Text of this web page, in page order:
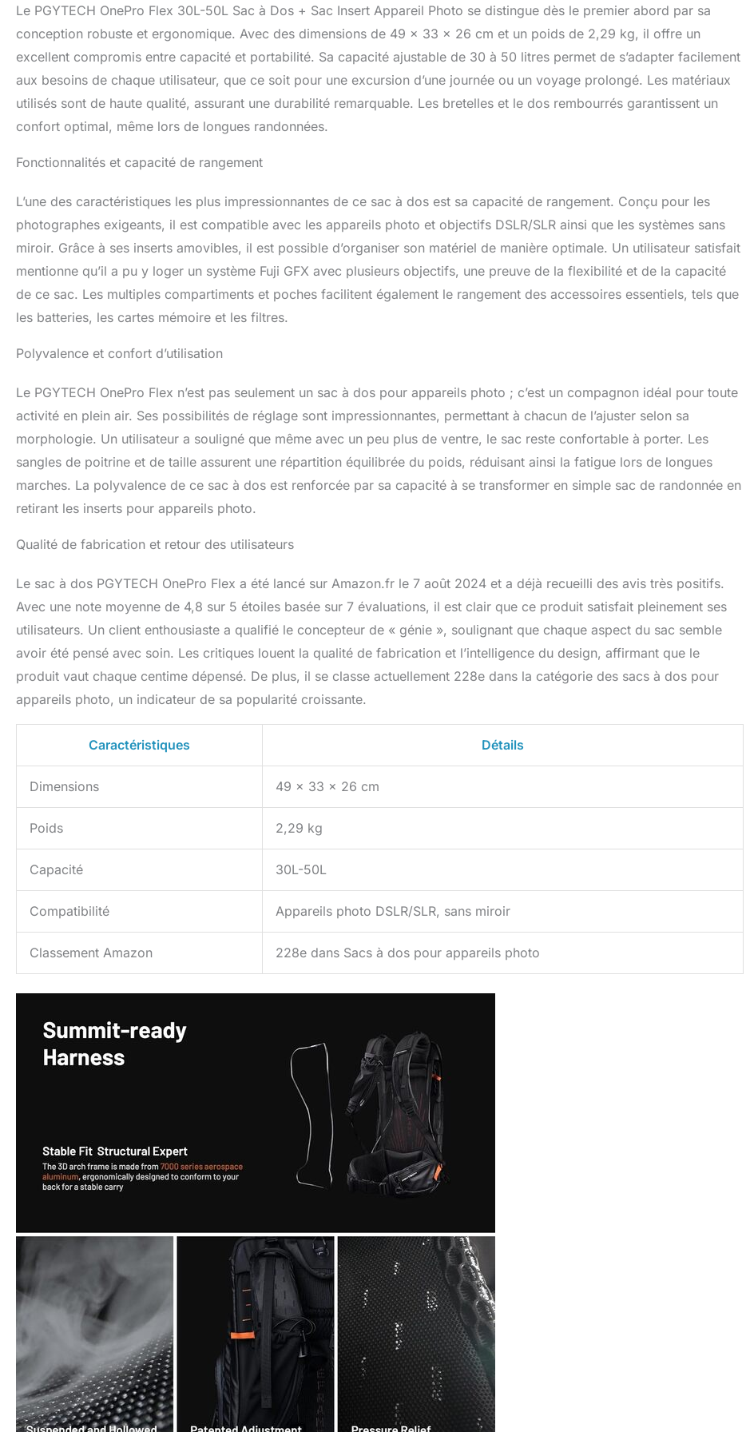
10 litres et permettant un accès facile par le dessus. Le panneau arrière dispose
d'une grande ouverture de hayon pour un stockage complet et un stockage plat à
d'insertion pour appareil photo peut fonctionner comme une sac bandoulière. Le
compartiment avant stocke des objets volumineux comme des glissières de
gimbal/trépied, avec un accès rapide latéral pour la récupération de l'appareil
photo. Le sac à dos comporte plusieurs poches internes pour sac
d'eau/batterie/vêtements
Le PGYTECH OnePro Flex 30L-50L Sac à Dos + Sac Insert Appareil Photo se distingue dès le premier abord par sa
conception robuste et ergonomique. Avec des dimensions de 49 x 33 x 26 cm et un poids de 2,29 kg, il offre un
excellent compromis entre capacité et portabilité. Sa capacité ajustable de 30 à 50 litres permet de s’adapter facilement
aux besoins de chaque utilisateur, que ce soit pour une excursion d’une journée ou un voyage prolongé. Les matériaux
utilisés sont de haute qualité, assurant une durabilité remarquable. Les bretelles et le dos rembourrés garantissent un
confort optimal, même lors de longues randonnées.
Fonctionnalités et capacité de rangement
L’une des caractéristiques les plus impressionnantes de ce sac à dos est sa capacité de rangement. Conçu pour les
photographes exigeants, il est compatible avec les appareils photo et objectifs DSLR/SLR ainsi que les systèmes sans
miroir. Grâce à ses inserts amovibles, il est possible d’organiser son matériel de manière optimale. Un utilisateur satisfait
mentionne qu’il a pu y loger un système Fuji GFX avec plusieurs objectifs, une preuve de la flexibilité et de la capacité
de ce sac. Les multiples compartiments et poches facilitent également le rangement des accessoires essentiels, tels que
les batteries, les cartes mémoire et les filtres.
Polyvalence et confort d’utilisation
Le PGYTECH OnePro Flex n’est pas seulement un sac à dos pour appareils photo ; c’est un compagnon idéal pour toute
activité en plein air. Ses possibilités de réglage sont impressionnantes, permettant à chacun de l’ajuster selon sa
morphologie. Un utilisateur a souligné que même avec un peu plus de ventre, le sac reste confortable à porter. Les
sangles de poitrine et de taille assurent une répartition équilibrée du poids, réduisant ainsi la fatigue lors de longues
marches. La polyvalence de ce sac à dos est renforcée par sa capacité à se transformer en simple sac de randonnée en
retirant les inserts pour appareils photo.
Qualité de fabrication et retour des utilisateurs
Le sac à dos PGYTECH OnePro Flex a été lancé sur Amazon.fr le 7 août 2024 et a déjà recueilli des avis très positifs.
Avec une note moyenne de 4,8 sur 5 étoiles basée sur 7 évaluations, il est clair que ce produit satisfait pleinement ses
utilisateurs. Un client enthousiaste a qualifié le concepteur de « génie », soulignant que chaque aspect du sac semble
avoir été pensé avec soin. Les critiques louent la qualité de fabrication et l’intelligence du design, affirmant que le
produit vaut chaque centime dépensé. De plus, il se classe actuellement 228e dans la catégorie des sacs à dos pour
appareils photo, un indicateur de sa popularité croissante.
Caractéristiques Détails
Dimensions 49 x 33 x 26 cm
Poids 2,29 kg
Capacité 30L-50L
Compatibilité Appareils photo DSLR/SLR, sans miroir
Classement Amazon 228e dans Sacs à dos pour appareils photo